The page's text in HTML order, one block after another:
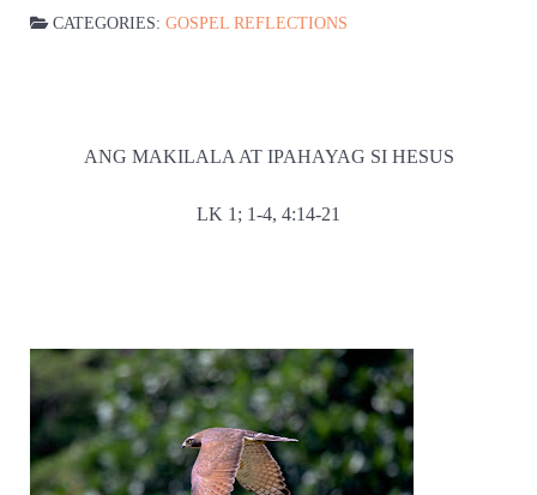
CATEGORIES: GOSPEL REFLECTIONS
ANG MAKILALA AT IPAHAYAG SI HESUS
LK 1; 1-4, 4:14-21